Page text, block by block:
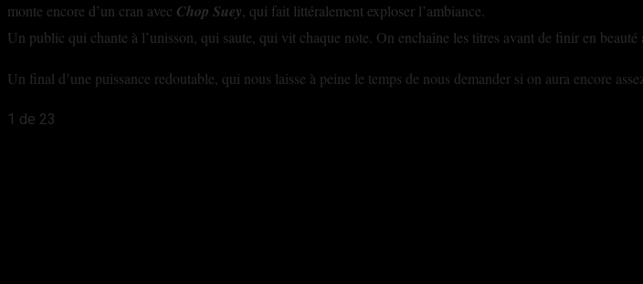
monte encore d’un cran avec Chop Suey, qui fait littéralement exploser l’ambiance.
Un public qui chante à l’unisson, qui saute, qui vit chaque note. On enchaîne les titres avant de finir en beauté
Un final d’une puissance redoutable, qui nous laisse à peine le temps de nous demander si on aura encore
1 de 23